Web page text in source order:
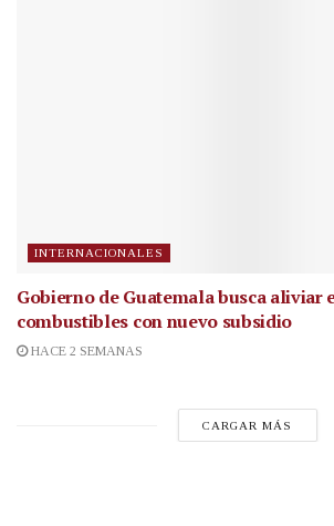
INTERNACIONALES
Gobierno de Guatemala busca aliviar
combustibles con nuevo subsidio
HACE 2 SEMANAS
CARGAR MÁS